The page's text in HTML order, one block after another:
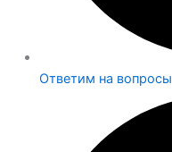
Ответим на вопросы